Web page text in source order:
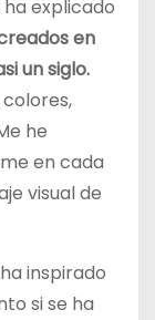
ha explicado
en
un siglo.
he
en cada
visual de
inspirado
si se ha